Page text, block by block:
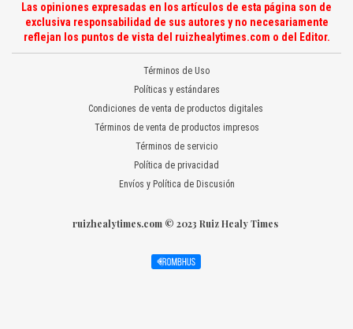
Las opiniones expresadas en los artículos de esta página son de
exclusiva responsabilidad de sus autores y no necesariamente
reflejan los puntos de vista del ruizhealytimes.com o del Editor.
Términos de Uso
Políticas y estándares
Condiciones de venta de productos digitales
Términos de venta de productos impresos
Términos de servicio
Política de privacidad
Envíos y Política de Discusión
ruizhealytimes.com © 2023 Ruiz Healy Times